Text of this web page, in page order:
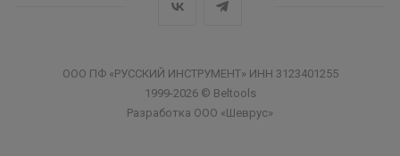
ООО ПФ «РУССКИЙ ИНСТРУМЕНТ» ИНН 3123401255
1999-2026 © Beltools
Разработка ООО «Шеврус»